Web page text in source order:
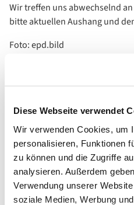
Diese Webseite verwendet
Wir verwenden Cookies, um
personalisieren, Funktionen
zu können und die Zugriffe
analysieren. Außerdem
Verwendung unserer
soziale Medien, Werbung
Wir treffen uns abwechselnd
bitte aktuellen Aushang und
Foto: epd.bild